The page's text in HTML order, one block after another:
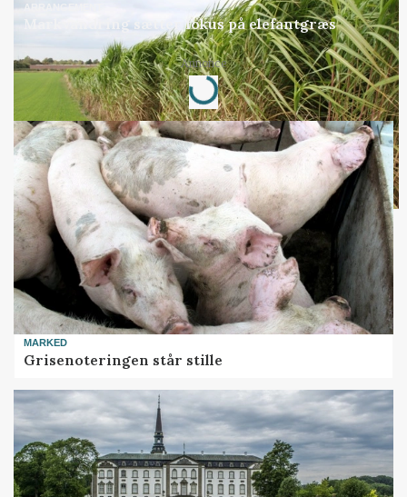
ARRANGEMENT
Markvandring sætter fokus på elefantgræs
Annonce
Loading...
MARKED
Grisenoteringen står stille